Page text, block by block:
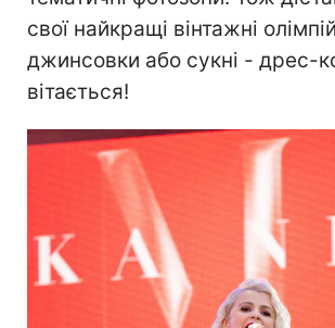
свої найкращі вінтажні
джинсовки або сукні - дрес-
вітається!